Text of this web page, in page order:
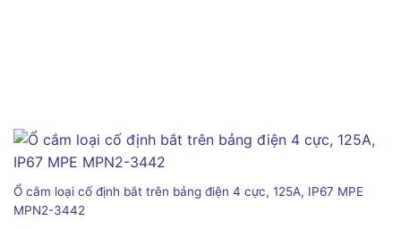
Ổ cắm loại cố định bắt trên bảng điện 4 cực, 125A, IP67 MPE
MPN2-3442